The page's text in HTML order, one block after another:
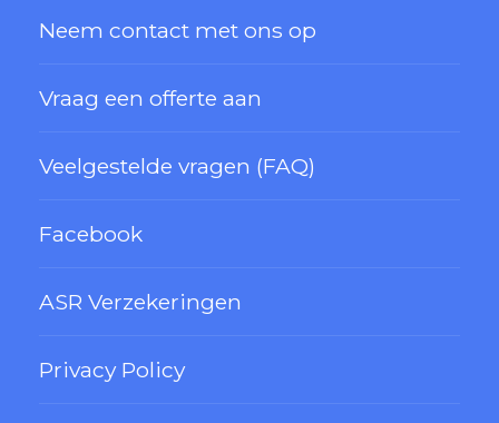
Neem contact met ons op
Vraag een offerte aan
Veelgestelde vragen (FAQ)
Facebook
ASR Verzekeringen
Privacy Policy